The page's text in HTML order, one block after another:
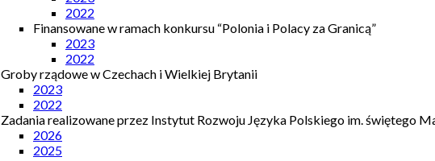
2022
Finansowane w ramach konkursu “Polonia i Polacy za Granicą”
2023
2022
Groby rządowe w Czechach i Wielkiej Brytanii
2023
2022
Zadania realizowane przez Instytut Rozwoju Języka Polskiego im. świętego
2026
2025